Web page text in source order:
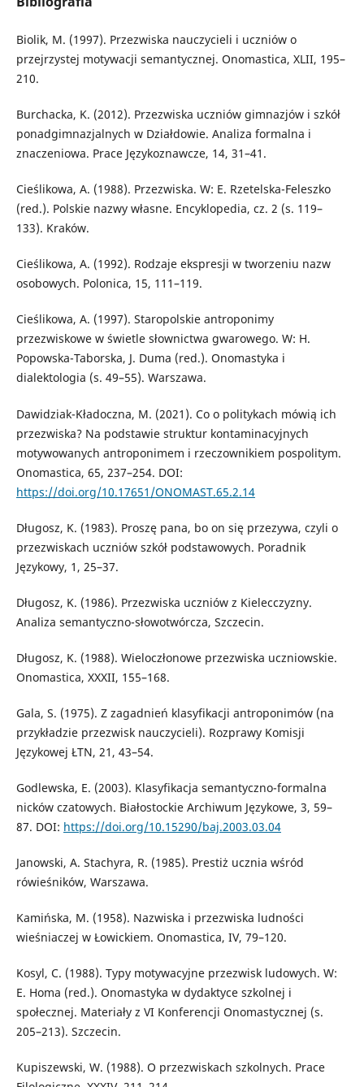
Biolik, M. (1997). Przezwiska nauczycieli i uczniów o
przejrzystej motywacji semantycznej. Onomastica, XLII, 195–
210.
Burchacka, K. (2012). Przezwiska uczniów gimnazjów i szkół
ponadgimnazjalnych w Działdowie. Analiza formalna i
znaczeniowa. Prace Językoznawcze, 14, 31–41.
Cieślikowa, A. (1988). Przezwiska. W: E. Rzetelska-Feleszko
(red.). Polskie nazwy własne. Encyklopedia, cz. 2 (s. 119–
133). Kraków.
Cieślikowa, A. (1992). Rodzaje ekspresji w tworzeniu nazw
osobowych. Polonica, 15, 111–119.
Cieślikowa, A. (1997). Staropolskie antroponimy
przezwiskowe w świetle słownictwa gwarowego. W: H.
Popowska-Taborska, J. Duma (red.). Onomastyka i
dialektologia (s. 49–55). Warszawa.
Dawidziak-Kładoczna, M. (2021). Co o politykach mówią ich
przezwiska? Na podstawie struktur kontaminacyjnych
motywowanych antroponimem i rzeczownikiem pospolitym.
Onomastica, 65, 237–254. DOI:
https://doi.org/10.17651/ONOMAST.65.2.14
Długosz, K. (1983). Proszę pana, bo on się przezywa, czyli o
przezwiskach uczniów szkół podstawowych. Poradnik
Językowy, 1, 25–37.
Długosz, K. (1986). Przezwiska uczniów z Kielecczyzny.
Analiza semantyczno-słowotwórcza, Szczecin.
Długosz, K. (1988). Wieloczłonowe przezwiska uczniowskie.
Onomastica, XXXII, 155–168.
Gala, S. (1975). Z zagadnień klasyfikacji antroponimów (na
przykładzie przezwisk nauczycieli). Rozprawy Komisji
Językowej ŁTN, 21, 43–54.
Godlewska, E. (2003). Klasyfikacja semantyczno-formalna
nicków czatowych. Białostockie Archiwum Językowe, 3, 59–
87. DOI: https://doi.org/10.15290/baj.2003.03.04
Janowski, A. Stachyra, R. (1985). Prestiż ucznia wśród
rówieśników, Warszawa.
Kamińska, M. (1958). Nazwiska i przezwiska ludności
wieśniaczej w Łowickiem. Onomastica, IV, 79–120.
Kosyl, C. (1988). Typy motywacyjne przezwisk ludowych. W:
E. Homa (red.). Onomastyka w dydaktyce szkolnej i
społecznej. Materiały z VI Konferencji Onomastycznej (s.
205–213). Szczecin.
Kupiszewski, W. (1988). O przezwiskach szkolnych. Prace